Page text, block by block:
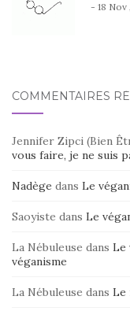
- 18 Nov
COMMENTAIRES
Jennifer Zipci (Bien
vous faire, je ne suis
Nadège dans Le
Saoyiste dans Le
La Nébuleuse dans Le
véganisme
La Nébuleuse dans Le